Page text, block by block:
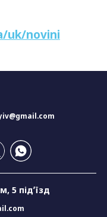
uk/novini
5 підʼїзд